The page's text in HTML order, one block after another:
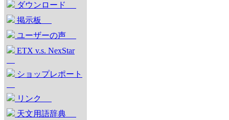
ダウンロード
掲示板
ユーザーの声
ETX v.s. NexStar
ショップレポート
リンク
天文用語辞典